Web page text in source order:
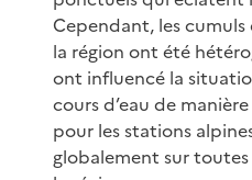
Cependant, les
la région ont été
ont influencé la
cours d’eau de
pour les stations
globalement sur